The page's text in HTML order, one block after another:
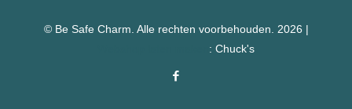
© Be Safe Charm. Alle rechten voorbehouden. 2026 |
: Chuck's